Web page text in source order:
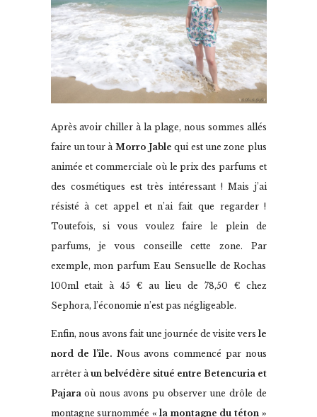
Après avoir chiller à la plage, nous sommes allés
faire un tour à Morro Jable qui est une zone plus
animée et commerciale où le prix des parfums et
des cosmétiques est très intéressant ! Mais j’ai
résisté à cet appel et n’ai fait que regarder !
Toutefois, si vous voulez faire le plein de
parfums, je vous conseille cette zone. Par
exemple, mon parfum Eau Sensuelle de Rochas
100ml etait à 45 € au lieu de 78,50 € chez
Sephora, l’économie n’est pas négligeable.
Enfin, nous avons fait une journée de visite vers le
nord de l’île. Nous avons commencé par nous
arrêter à un belvédère situé entre Betencuria et
Pajara où nous avons pu observer une drôle de
montagne surnommée « la montagne du téton »